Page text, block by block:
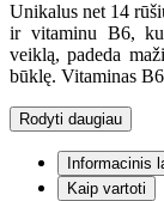
Unikalus net 14
ir vitaminu B6,
veiklą, padeda
būklę. Vitaminas
Rodyti daugiau
Informacinis
Kaip vartoti